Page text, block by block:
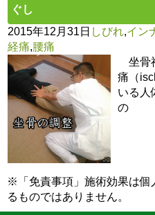
ぐし
2015年12月31日 しびれ,イン
経痛,腰痛
坐骨
痛（
いる人
の
※「免責事項」施術効果は個
るものではありません。